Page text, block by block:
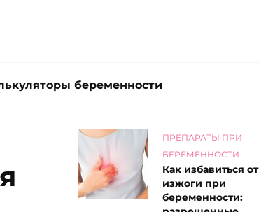
беременности
ПРЕПАРАТЫ ПРИ
БЕРЕМЕННОСТИ
Как избавиться от
изжоги при
беременности: